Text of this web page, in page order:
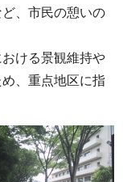
、市民の憩いの
ける景観維持や
、重点地区に指